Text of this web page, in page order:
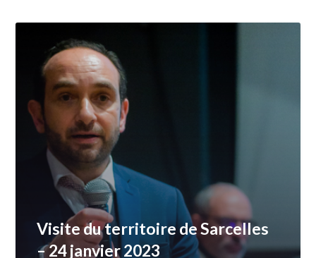
Visite du territoire de Sarcelles
– 24 janvier 2023